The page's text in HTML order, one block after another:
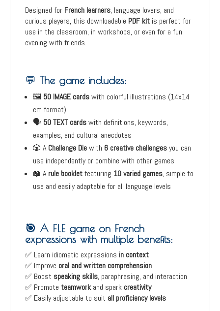
Designed for French learners, language lovers, and
curious players, this downloadable PDF kit is perfect for
use in the classroom, in workshops, or even for a fun
evening with friends.
💬 The game includes:
🖼️ 50 IMAGE cardswith colorful illustrations (14x14
cm format)
🗣️ 50 TEXT cardswith definitions, keywords,
examples, and cultural anecdotes
🎲 AChallenge Diewith 6 creative challengesyou can
use independently or combine with other games
📖 Arule bookletfeaturing 10 varied games, simple to
use and easily adaptable for all language levels
🎯 A FLE game on French
expressions with multiple benefits:
✅ Learn idiomatic expressions in context
✅ Improve oral and written comprehension
✅ Boost speaking skills, paraphrasing, and interaction
✅ Promote teamworkand spark creativity
✅ Easily adjustable to suit all proficiency levels